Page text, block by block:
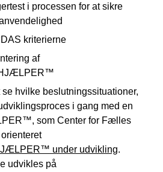
i processen for at sikre
kriterierne
af
hvilke beslutningssituationer,
i gang med en
som Center for Fælles
under udvikling.
udvikles på